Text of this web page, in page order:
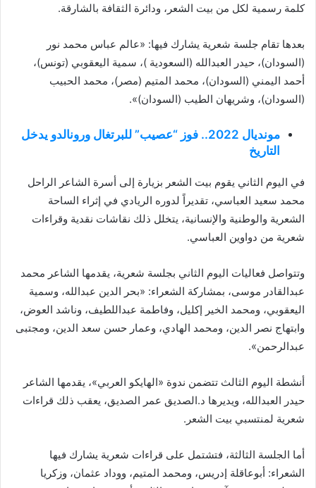
كلمة رسمية لكل من بيت الشعر، ودائرة الثقافة بالشارقة.
بعدها تقام جلسة شعرية يشارك فيها: «عالم عباس محمد نور
(السودان)، حيدر العبدالله (السعودية )، سمية اليعقوبي (تونس)،
أحمد اليمني (السودان)، محمد المتيم (مصر)، محمد الحبيب
(السودان)، وشريهان الطيب (السودان)».
مونديال 2022.. فوز “عصيب” للبرتغال ورونالدو يدخل
التاريخ
في اليوم الثاني يقوم بيت الشعر بزيارة إلى أسرة الشاعر الراحل
محمد سعيد العباسي، تقديراً لدوره الريادي في إثراء الساحة
الشعرية والوطنية والإنسانية، يتخلل ذلك نقاشات نقدية وقراءات
شعرية من دواوين العباسي.
وتتواصل فعاليات اليوم الثاني بجلسة شعرية، يقدمها الشاعر محمد
عبدالقادر موسى، بمشاركة الشعراء: «بحر الدين عبدالله، وسمية
اليعقوبي، ومحمد الخير إكليل، وفاطمة عبداللطيف، وناشد العوض،
وابتهاج نصر الدين، ومحمد الهادي، وعمار حسن سعد الدين، ومجتبى
عبدالرحمن».
أنشطة اليوم الثالث تتضمن ندوة «الهايكو العربي»، يقدمها الشاعر
حيدر العبدالله، ويديرها د.الصديق عمر الصديق، يعقب ذلك قراءات
شعرية لمنتسبي بيت الشعر.
أما الجلسة الثالثة، فتشتمل على قراءات شعرية يشارك فيها
الشعراء: أبوعاقلة إدريس، ومحمد المتيم، ووداد عثمان، وزكريا